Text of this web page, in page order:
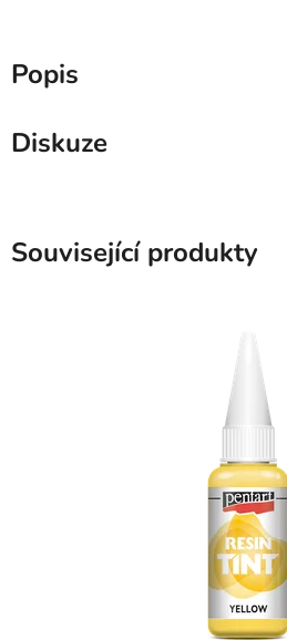
Popis
Diskuze
Související produkty